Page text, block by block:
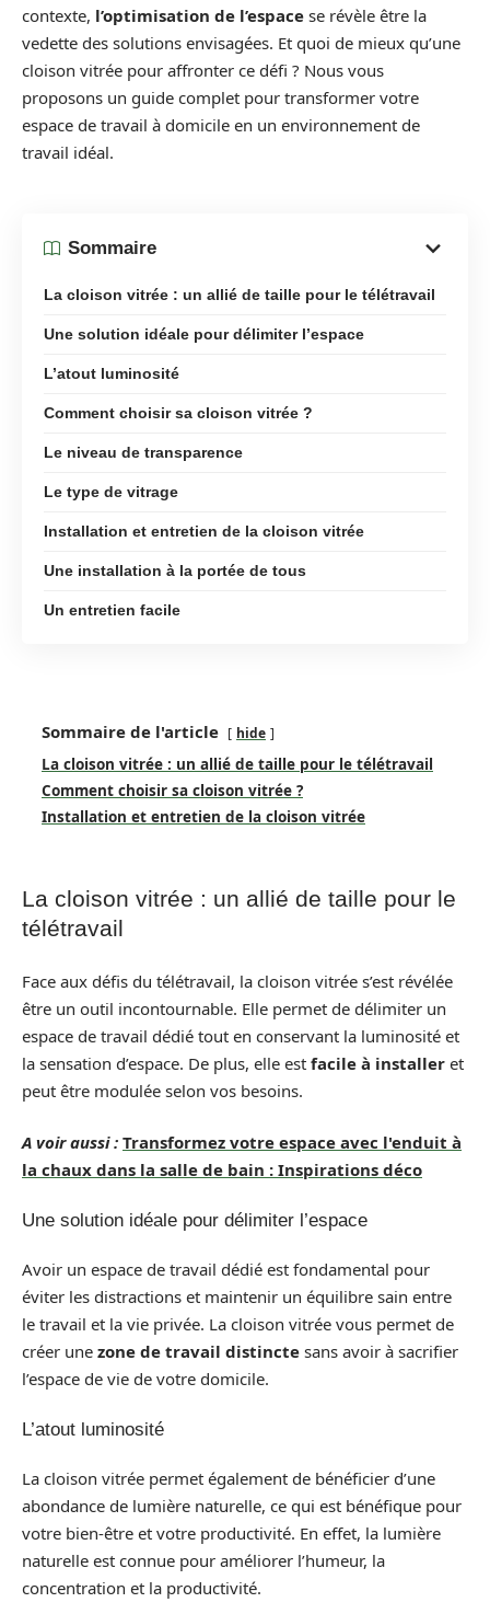
contexte, l’optimisation de l’espace se révèle être la
vedette des solutions envisagées. Et quoi de mieux qu’une
cloison vitrée pour affronter ce défi ? Nous vous
proposons un guide complet pour transformer votre
espace de travail à domicile en un environnement de
travail idéal.
Sommaire
La cloison vitrée : un allié de taille pour le télétravail
Une solution idéale pour délimiter l’espace
L’atout luminosité
Comment choisir sa cloison vitrée ?
Le niveau de transparence
Le type de vitrage
Installation et entretien de la cloison vitrée
Une installation à la portée de tous
Un entretien facile
Sommaire de l'article hide
La cloison vitrée : un allié de taille pour le télétravail
Comment choisir sa cloison vitrée ?
Installation et entretien de la cloison vitrée
La cloison vitrée : un allié de taille pour le
télétravail
Face aux défis du télétravail, la cloison vitrée s’est révélée
être un outil incontournable. Elle permet de délimiter un
espace de travail dédié tout en conservant la luminosité et
la sensation d’espace. De plus, elle est facile à installer et
peut être modulée selon vos besoins.
A voir aussi : Transformez votre espace avec l'enduit à
la chaux dans la salle de bain : Inspirations déco
Une solution idéale pour délimiter l’espace
Avoir un espace de travail dédié est fondamental pour
éviter les distractions et maintenir un équilibre sain entre
le travail et la vie privée. La cloison vitrée vous permet de
créer une zone de travail distincte sans avoir à sacrifier
l’espace de vie de votre domicile.
L’atout luminosité
La cloison vitrée permet également de bénéficier d’une
abondance de lumière naturelle, ce qui est bénéfique pour
votre bien-être et votre productivité. En effet, la lumière
naturelle est connue pour améliorer l’humeur, la
concentration et la productivité.